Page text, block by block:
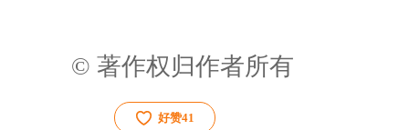
© 著作权归作者所有
好赞41